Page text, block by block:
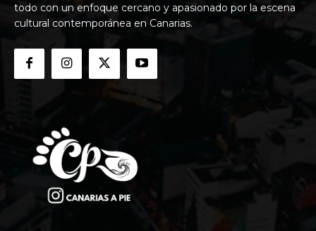
todo con un enfoque cercano y apasionado por la escena
cultural contemporánea en Canarias.